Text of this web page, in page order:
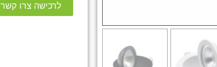
לרכישה צרו קשר